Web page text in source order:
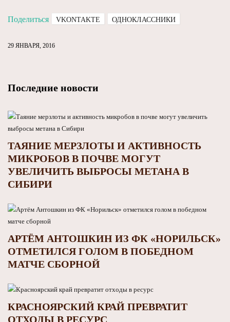
Поделиться VKONTAKTE ОДНОКЛАССНИКИ
29 ЯНВАРЯ, 2016
Последние новости
ТАЯНИЕ МЕРЗЛОТЫ И АКТИВНОСТЬ
МИКРОБОВ В ПОЧВЕ МОГУТ
УВЕЛИЧИТЬ ВЫБРОСЫ МЕТАНА В
СИБИРИ
АРТЁМ АНТОШКИН ИЗ ФК «НОРИЛЬСК»
ОТМЕТИЛСЯ ГОЛОМ В ПОБЕДНОМ
МАТЧЕ СБОРНОЙ
КРАСНОЯРСКИЙ КРАЙ ПРЕВРАТИТ
ОТХОДЫ В РЕСУРС